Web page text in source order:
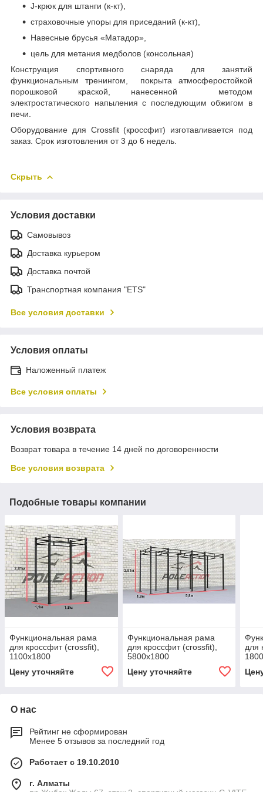
J-крюк для штанги (к-кт),
страховочные упоры для приседаний (к-кт),
Навесные брусья «Матадор»,
цель для метания медболов (консольная)
Конструкция спортивного снаряда для занятий
функциональным тренингом, покрыта атмосферостойкой
порошковой краской, нанесенной методом
электростатического напыления с последующим обжигом в
печи.
Оборудование для Crossfit (кроссфит) изготавливается под
заказ. Срок изготовления от 3 до 6 недель.
Скрыть
Условия доставки
Самовывоз
Доставка курьером
Доставка почтой
Транспортная компания "ETS"
Все условия доставки
Условия оплаты
Наложенный платеж
Все условия оплаты
Условия возврата
Возврат товара в течение 14 дней по договоренности
Все условия возврата
Подобные товары компании
Функциональная рама
для кроссфит (crossfit),
1100х1800
Цену уточняйте
Функциональная рама
для кроссфит (crossfit),
5800х1800
Цену уточняйте
для
О нас
Рейтинг не сформирован
Менее 5 отзывов за последний год
Работает с 19.10.2010
г. Алматы